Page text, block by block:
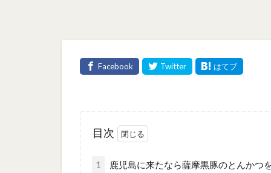
目次
1 鹿児島に来たなら薩摩黒豚のとんかつ